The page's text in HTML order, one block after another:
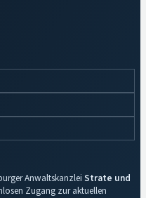
Anwaltskanzlei Strate und
Zugang zur aktuellen